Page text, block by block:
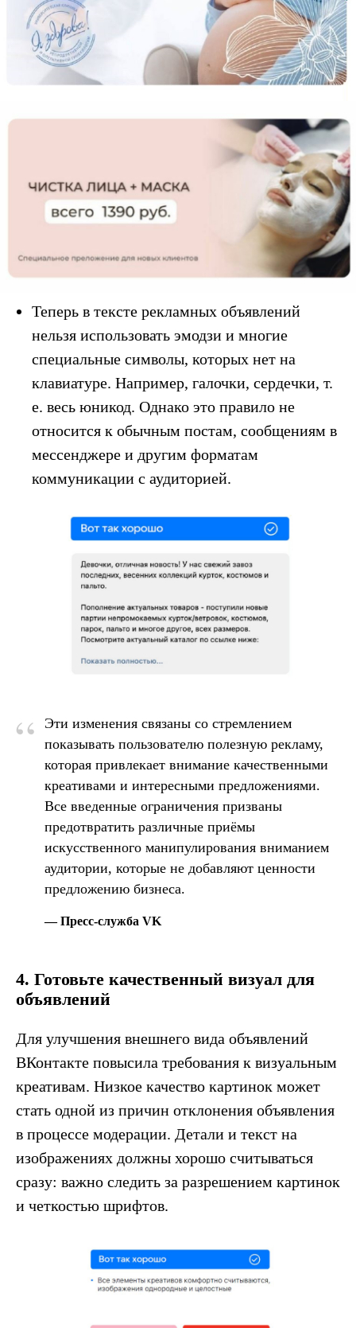
Теперь в тексте рекламных объявлений
нельзя использовать эмодзи и многие
специальные символы, которых нет на
клавиатуре. Например, галочки, сердечки, т.
е. весь юникод. Однако это правило не
относится к обычным постам, сообщениям в
мессенджере и другим форматам
коммуникации с аудиторией.
“
Эти изменения связаны со стремлением
показывать пользователю полезную рекламу,
которая привлекает внимание качественными
креативами и интересными предложениями.
Все введенные ограничения призваны
предотвратить различные приёмы
искусственного манипулирования вниманием
аудитории, которые не добавляют ценности
предложению бизнеса.
— Пресс-служба VK
4. Готовьте качественный визуал для
объявлений
Для улучшения внешнего вида объявлений
ВКонтакте повысила требования к визуальным
креативам. Низкое качество картинок может
стать одной из причин отклонения объявления
в процессе модерации. Детали и текст на
изображениях должны хорошо считываться
сразу: важно следить за разрешением картинок
и четкостью шрифтов.